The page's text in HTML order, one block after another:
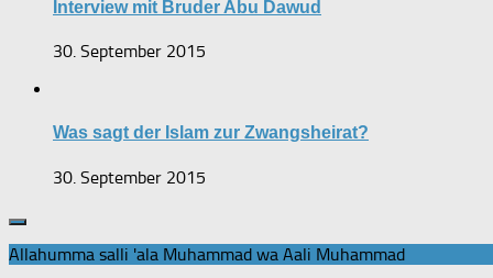
Interview mit Bruder Abu Dawud
30. September 2015
Was sagt der Islam zur Zwangsheirat?
30. September 2015
Allahumma salli 'ala Muhammad wa Aali Muhammad